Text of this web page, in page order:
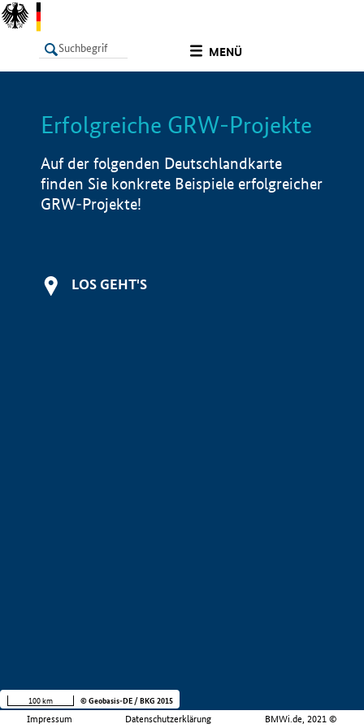
MENÜ
LISTE Info
Erfolgreiche GRW-Projekte
Auf der folgenden Deutschlandkarte
finden Sie konkrete Beispiele erfolgreicher
GRW-Projekte!
LOS GEHT'S
Impressum Datenschutzerklärung BMWi.de, 2021 ©
100 km © Geobasis-DE / BKG 2015